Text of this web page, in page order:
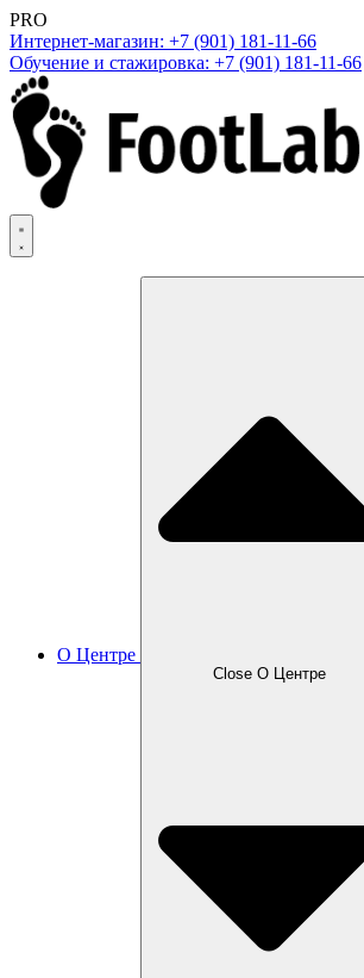
PRO
Интернет-магазин: +7 (901) 181-11-66
Обучение и стажировка: +7 (901) 181-11-66
О Центре
Close О Центре